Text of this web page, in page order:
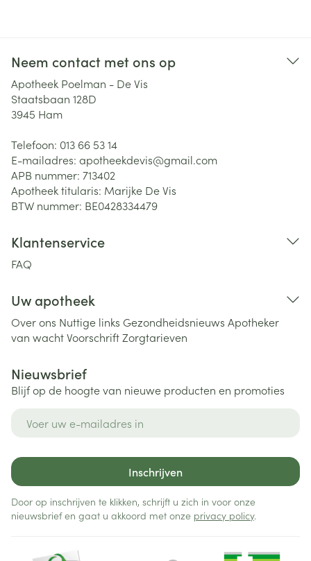
Neem contact met ons op
Apotheek Poelman - De Vis
Staatsbaan 128D
3945 Ham
Telefoon: 013 66 53 14
E-mailadres: apotheekdevis@gmail.com
APB nummer: 713402
Apotheek titularis: Marijke De Vis
BTW nummer: BE0428334479
Klantenservice
FAQ
Uw apotheek
Over ons Nuttige links Gezondheidsnieuws Apotheker
van wachtVoorschriftZorgtarieven
Nieuwsbrief
Blijf op de hoogte van nieuwe producten en promoties
Inschrijven
Door op inschrijven te klikken, schrijft u zich in voor onze
nieuwsbrief en gaat u akkoord met onze privacy policy.